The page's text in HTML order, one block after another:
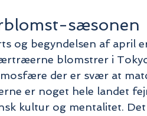
sæsonen
og begyndelsen af april
blomstrer i
der er svær at
er noget hele landet
kultur og mentalitet.